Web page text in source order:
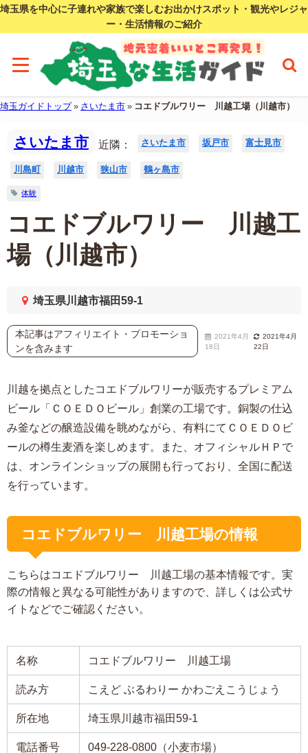
埼玉県を中心に子連れや家族で楽しむお出かけスポット・観光やレジャ
ー・生活情報のご紹介
埼玉ガイドトップ» さいたま市 » コエドブルワリー 川越工場（川越市）
さいたま市 近隣： さいたま市 坂戸市 富士見市
川島町 川越市 狭山市 鶴ヶ島市
体験
コエドブルワリー 川越工
場（川越市）
埼玉県川越市福田59-1
本記事はアフィリエイト・プロモーショ
ンを含みます
2021年4月
18日
2021年4月
22日
川越を拠点としたコエドブルワリーが販売するプレミアム
ビール「ＣＯＥＤＯビール」創業の工場です。銅製の仕込
み釜などの醸造設備を眺めながら、有料にてＣＯＥＤＯビ
ールの樽生麦酒を楽しめます。また、オフィシャルＨＰで
は、オンラインショップの展開も行っており、全国に配送
を行っています。
コエドブルワリー 川越工場の情報
こちらはコエドブルワリー 川越工場の基本情報です。実
際の情報と異なる可能性がありますので、詳しくは公式サ
イトなどでご確認ください。
名称 コエドブルワリー 川越工場
読み方 こえど ぶるわりー かわごえこうじょう
所在地 埼玉県川越市福田59-1
電話番号 049-228-0800（小麦市場）